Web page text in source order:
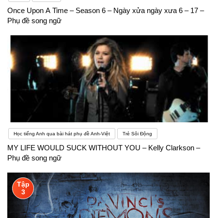
Once Upon A Time – Season 6 – Ngày xửa ngày xưa 6 – 17 –
Phụ đề song ngữ
Học tiếng Anh qua bài hát phụ đề Anh-Việt Trẻ Sôi Động
MY LIFE WOULD SUCK WITHOUT YOU – Kelly Clarkson –
Phụ đề song ngữ
Tập
3